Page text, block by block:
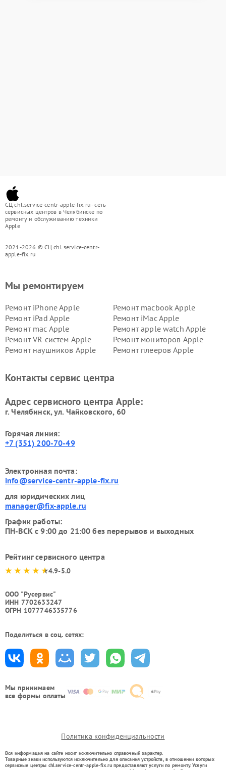
СЦ chl.service-centr-apple-fix.ru - сеть
сервисных центров в Челябинске по
ремонту и обслуживанию техники
Apple
2021-2026 © СЦ chl.service-centr-
apple-fix.ru
Мы принимаем
все формы оплаты
Мы ремонтируем
Ремонт iPhone Apple
Ремонт macbook Apple
Ремонт iPad Apple
Ремонт iMac Apple
Ремонт mac Apple
Ремонт apple watch Apple
Ремонт VR систем Apple
Ремонт мониторов Apple
Ремонт наушников Apple
Ремонт плееров Apple
Контакты сервис центра
Адрес сервисного центра Apple:
г. Челябинск, ул. Чайковского, 60
Горячая линия:
+7 (351) 200-70-49
Электронная почта:
info@service-centr-apple-fix.ru
для юридических лиц
manager@fix-apple.ru
График работы:
ПН-ВСК с 9:00 до 21:00 без перерывов и выходных
Рейтинг сервисного центра
4.9-5.0
ООО "Русервис"
ИНН 7702633247
ОГРН 1077746335776
Поделиться в соц. сетях:
Политика конфиденциальности
Вся информация на сайте носит исключительно справочный характер.
Товарные знаки используются исключительно для описания устройств, в отношении которых
сервисные центры chl.service-centr-apple-fix.ru предоставляют услуги по ремонту. Услуги